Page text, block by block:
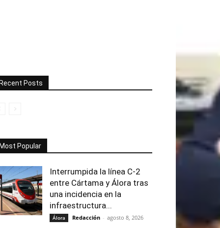
Posts
Popular
Interrumpida la línea C-2
entre Cártama y Álora tras
una incidencia en la
infraestructura...
Álora Redacción - agosto 8, 2026